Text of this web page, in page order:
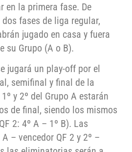
en la primera fase. De
fases de liga regular,
jugado en casa y fuera
su Grupo (A o B).
jugará un play-off por el
semifinal y final de la
y 2º del Grupo A estarán
de final, siendo los mismos
2: 4º A – 1º B). Las
– vencedor QF 2 y 2º –